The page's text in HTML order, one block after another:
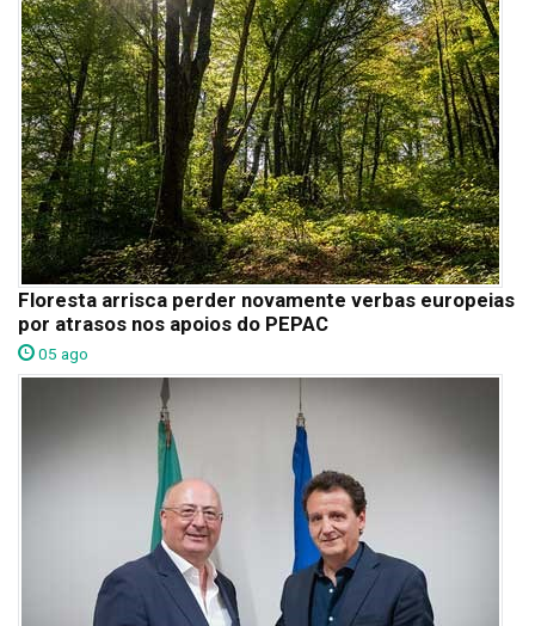
Floresta arrisca perder novamente verbas europeias
por atrasos nos apoios do PEPAC
05 ago